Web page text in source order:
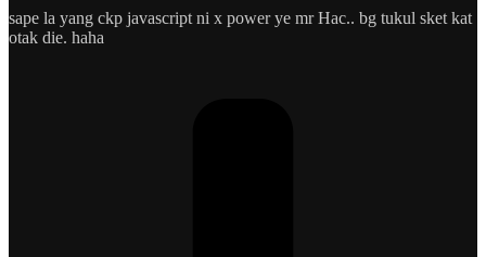
sape la yang ckp javascript ni x power ye mr Hac.. bg tukul sket kat
otak die. haha